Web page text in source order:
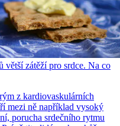
větší zátěží pro srdce. Na co
z kardiovaskulárních
mezi ně například vysoký
porucha srdečního rytmu